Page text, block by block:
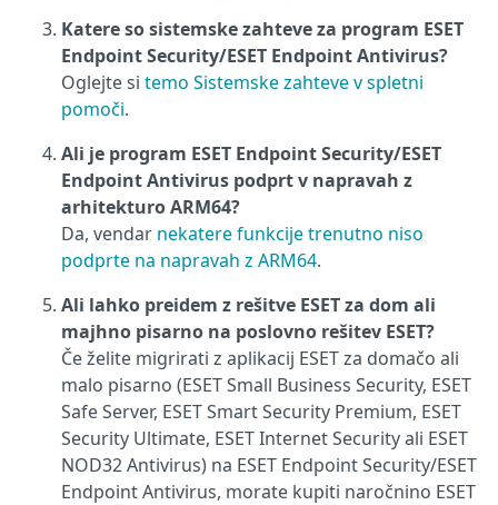
Katere so sistemske zahteve za program ESET
Endpoint Security/ESET Endpoint Antivirus?
Oglejte si temo Sistemske zahteve v spletni
pomoči.
Ali je program ESET Endpoint Security/ESET
Endpoint Antivirus podprt v napravah z
arhitekturo ARM64?
Da, vendar nekatere funkcije trenutno niso
podprte na napravah z ARM64.
Ali lahko preidem z rešitve ESET za dom ali
majhno pisarno na poslovno rešitev ESET?
Če želite migrirati z aplikacij ESET za domačo ali
malo pisarno (ESET Small Business Security, ESET
Safe Server, ESET Smart Security Premium, ESET
Security Ultimate, ESET Internet Security ali ESET
NOD32 Antivirus) na ESET Endpoint Security/ESET
Endpoint Antivirus, morate kupiti naročnino ESET